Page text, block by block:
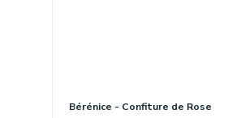
Bérénice - Confiture de Rose